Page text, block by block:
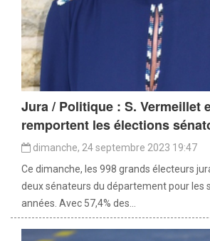
Jura / Politique : S. Vermeillet
remportent les élections
dimanche, 24 septembre 2023 19:47
Ce dimanche, les 998 grands électeurs
deux sénateurs du département pour les
années. Avec 57,4% des...